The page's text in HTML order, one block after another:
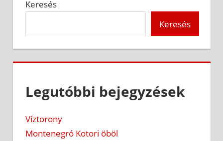
Keresés
Keresés
Legutóbbi bejegyzések
Víztorony
Montenegró Kotori öböl